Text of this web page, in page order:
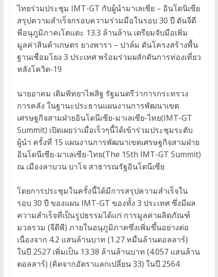
ไทยร่วมประชุม IMT-GT กับผู้นำมาเลเซีย – อินโดนิเซีย
สรุปความสำเร็จกรอบความร่วมมือในรอบ 30 ปี ดันจีดี
พีอนุภูมิภาคเโตแตะ 13.3 ล้านล้าน เตรียมจับมือเพิ่ม
มูลค่าสินค้าเกษตร ยางพารา – ปาล์ม ดันโครงสร้างพื้น
ฐานเชื่อมโยง 3 ประเทศ พร้อมร่วมผลักดันการท่องเที่ยว
หลังโควิด-19
นายอาคม เติมพิทยาไพสิฐ รัฐมนตรีว่าการกระทรวง
การคลัง ในฐานะประธานแผนงานการพัฒนาเขต
เศรษฐกิจสามฝ่ายอินโดนีเซีย-มาเลเซีย-ไทย(IMT-GT
Summit) เปิดเผยว่าเมื่อเร็วๆนี้ได้เข้าร่วมประชุมระดับ
ผู้นำ ครั้งที่ 15 แผนงานการพัฒนาเขตเศรษฐกิจสามฝ่าย
อินโดนีเซีย-มาเลเซีย-ไทย(The 15th IMT-GT Summit)
ณ เมืองลาบวน บาโจ สาธารณรัฐอินโดนีเซีย
โดยการประชุมในครั้งนี้ได้มีการสรุปความสำเร็จใน
รอบ 30 ปี ของแผน IMT-GT ของทั้ง 3 ประเทศ ซึ่งมีผล
ความสำเร็จที่เป็นรูปธรรมได้แก่ การมูลค่าผลิตภัณฑ์
มวลรวม (จีดีพี) ภายในอนุภูมิภาคซึ่งเพิ่มขึ้นอย่างต่อ
เนื่องจาก 4.2 แสนล้านบาท (1.27 หมื่นล้านดอลลาร์)
ในปี 2527 เพิ่มเป็น 13.38 ล้านล้านบาท (4.057 แสนล้าน
ดอลลาร์) (คิดจากอัตราแลกเปลี่ยน 33) ในปี 2564